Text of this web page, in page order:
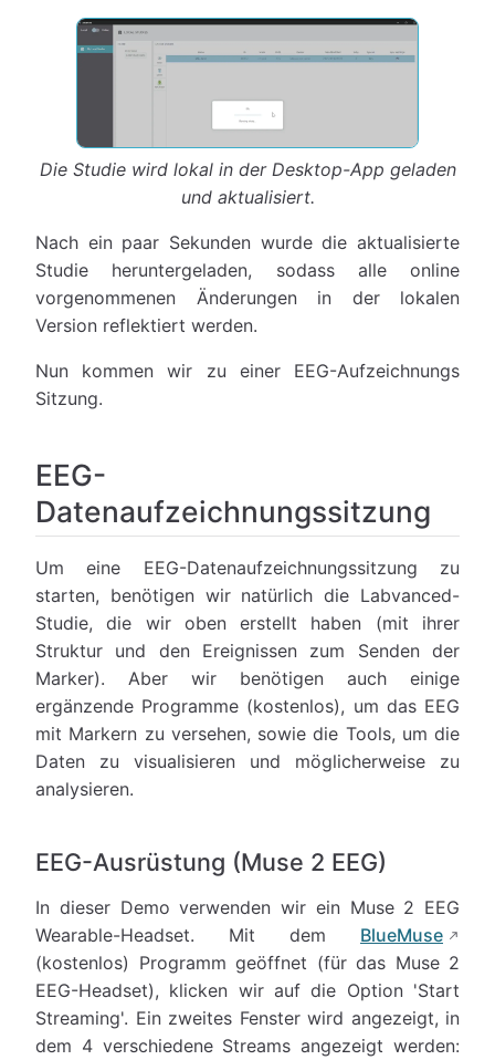
Die Studie wird lokal in der Desktop-App geladen
und aktualisiert.
Nach ein paar Sekunden wurde die aktualisierte
Studie heruntergeladen, sodass alle online
vorgenommenen Änderungen in der lokalen
Version reflektiert werden.
Nun kommen wir zu einer EEG-Aufzeichnungs
Sitzung.
EEG-
Datenaufzeichnungssitzung
Um eine EEG-Datenaufzeichnungssitzung zu
starten, benötigen wir natürlich die Labvanced-
Studie, die wir oben erstellt haben (mit ihrer
Struktur und den Ereignissen zum Senden der
Marker). Aber wir benötigen auch einige
ergänzende Programme (kostenlos), um das EEG
mit Markern zu versehen, sowie die Tools, um die
Daten zu visualisieren und möglicherweise zu
analysieren.
EEG-Ausrüstung (Muse 2 EEG)
In dieser Demo verwenden wir ein Muse 2 EEG
Wearable-Headset. Mit dem BlueMuse
(kostenlos) Programm geöffnet (für das Muse 2
EEG-Headset), klicken wir auf die Option 'Start
Streaming'. Ein zweites Fenster wird angezeigt, in
dem 4 verschiedene Streams angezeigt werden: